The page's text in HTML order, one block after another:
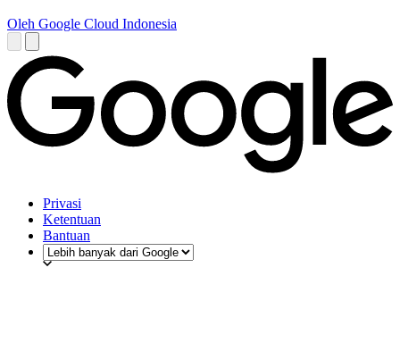
Oleh Google Cloud Indonesia
Privasi
Ketentuan
Bantuan